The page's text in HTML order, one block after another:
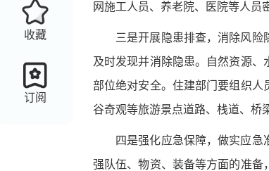
收藏
订阅
网施工人员、养老院、医院等人员
三是开展隐患排查，消除风险
及时发现并消除隐患。自然资源
部位绝对安全。住建部门要组织
谷奇观等旅游景点道路、栈道、桥
四是强化应急保障，做实应急
强队伍、物资、装备等方面的准